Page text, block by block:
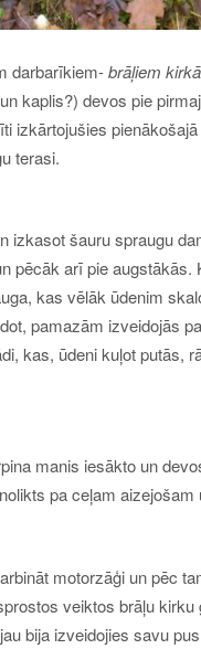
darbarīkiem-brāļiem
kaplis?) devos pie
izkārtojušies
terasi.
izkasot šauru spraugu
pēcāk arī pie augstākās.
kas vēlāk ūdenim
pamazām izveidojās
kas, ūdeni kuļot putās,
manis iesākto un
pa ceļam aizejošam
motorzāģi un pēc
veiktos brāļu kirku
bija izveidojies savu